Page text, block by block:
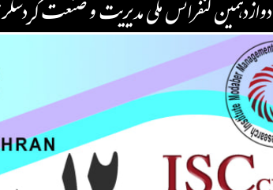
دوازدهمین کنفرانس ملی مدیریت و صنعت